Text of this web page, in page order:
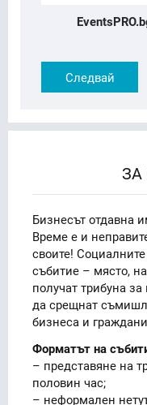
Следвай
ЗА
Бизнесът отдавна
Време е и
своите!
събитие – място,
получат трибуна
да срещнат
бизнеса и
Форматът на
– представяне на
половин час;
– неформален